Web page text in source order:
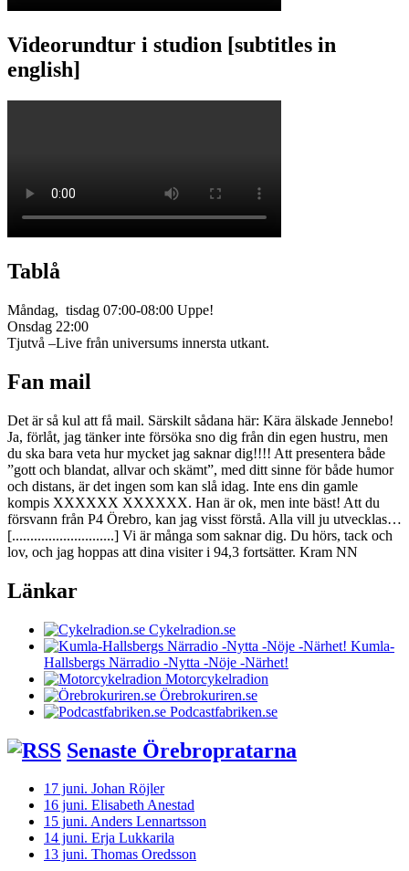
Videorundtur i studion [subtitles in
english]
Tablå
Måndag, tisdag 07:00-08:00 Uppe!
Onsdag 22:00
Tjutvå –Live från universums innersta utkant.
Fan mail
Det är så kul att få mail. Särskilt sådana här: Kära älskade Jennebo!
Ja, förlåt, jag tänker inte försöka sno dig från din egen hustru, men
du ska bara veta hur mycket jag saknar dig!!!! Att presentera både
”gott och blandat, allvar och skämt”, med ditt sinne för både humor
och distans, är det ingen som kan slå idag. Inte ens din gamle
kompis XXXXXX XXXXXX. Han är ok, men inte bäst! Att du
försvann från P4 Örebro, kan jag visst förstå. Alla vill ju utvecklas…
[............................] Vi är många som saknar dig. Du hörs, tack och
lov, och jag hoppas att dina visiter i 94,3 fortsätter. Kram NN
Länkar
Cykelradion.se
Kumla-
Hallsbergs Närradio -Nytta -Nöje -Närhet!
Motorcykelradion
Örebrokuriren.se
Podcastfabriken.se
Senaste Örebropratarna
17 juni. Johan Röjler
16 juni. Elisabeth Anestad
15 juni. Anders Lennartsson
14 juni. Erja Lukkarila
13 juni. Thomas Oredsson